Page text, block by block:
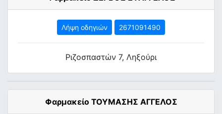
Λήψη οδηγιών 2671091490
Ριζοσπαστών 7, Ληξούρι
Φαρμακείο ΤΟΥΜΑΣΗΣ ΑΓΓΕΛΟΣ